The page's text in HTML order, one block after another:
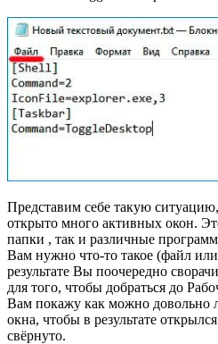
Представим себе такую
открыто много активных окон.
папки , так и различные
Вам нужно что-то такое (файл
результате Вы поочередно
для того, чтобы добраться до
Вам покажу как можно довольно
окна, чтобы в результате
свёрнуто.